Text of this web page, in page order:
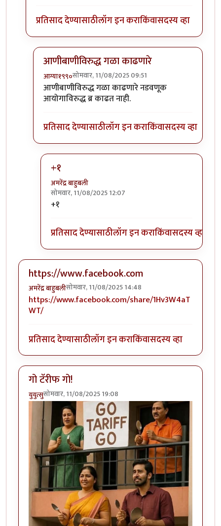
प्रतिसाद देण्यासाठीलॉग इन कराकिंवासदस्य व्हा
आणीबाणीविरुद्ध गळा काढणारे
आग्या१९९०सोमवार, 11/08/2025 09:51
In reply toहाहा! मला वाटते नितीशbyअमरेंद्र बाहुबली
आणीबाणीविरुद्ध गळा काढणारे नडवणूक
आयोगाविरुद्ध ब्र काढत नाही.
प्रतिसाद देण्यासाठीलॉग इन कराकिंवासदस्य व्हा
+१
अमरेंद्र बाहुबली
सोमवार, 11/08/2025 12:07
In reply to
+१
प्रतिसाद देण्यासाठीलॉग इन कराकिंवासदस्य व्हा
https://www.facebook.com
अमरेंद्र बाहुबलीसोमवार, 11/08/2025 14:48
https://www.facebook.com/share/1Hv3W4aT
WT/
प्रतिसाद देण्यासाठीलॉग इन कराकिंवासदस्य व्हा
गो टॅरीफ गो!
युयुत्सुसोमवार, 11/08/2025 19:08